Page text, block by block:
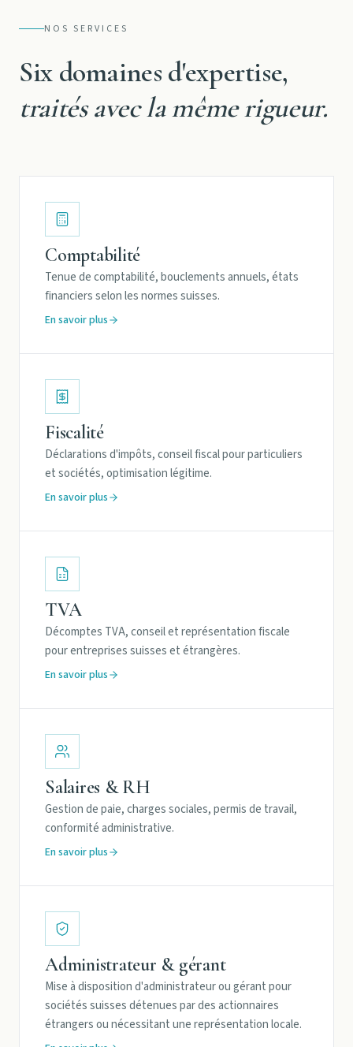
NOS SERVICES
Six domaines d'expertise,
traités avec la même rigueur.
Comptabilité
Tenue de comptabilité, bouclements annuels, états
financiers selon les normes suisses.
En savoir plus
Fiscalité
Déclarations d'impôts, conseil fiscal pour particuliers
et sociétés, optimisation légitime.
En savoir plus
TVA
Décomptes TVA, conseil et représentation fiscale
pour entreprises suisses et étrangères.
En savoir plus
Salaires & RH
Gestion de paie, charges sociales, permis de travail,
conformité administrative.
En savoir plus
Administrateur & gérant
Mise à disposition d'administrateur ou gérant pour
sociétés suisses détenues par des actionnaires
étrangers ou nécessitant une représentation locale.